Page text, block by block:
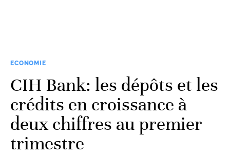
ECONOMIE
CIH Bank: les dépôts et les
crédits en croissance à
deux chiffres au premier
trimestre